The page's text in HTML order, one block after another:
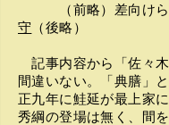
（前略）差向けら
守 （後略）
記事内容から「佐々
間違いない。「典膳」
正九年に鮭延が最上家
秀綱の登場は無く、間